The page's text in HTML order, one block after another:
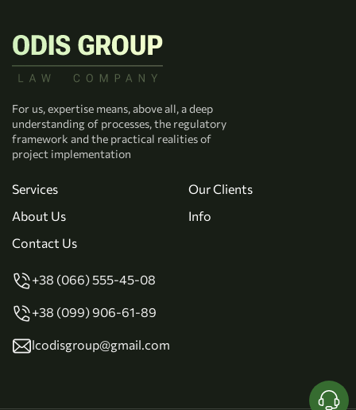
For us, expertise means, above all, a deep
understanding of processes, the regulatory
framework and the practical realities of
project implementation
Services
Our Clients
About Us
Info
Contact Us
+38 (066) 555-45-08
+38 (099) 906-61-89
lcodisgroup@gmail.com